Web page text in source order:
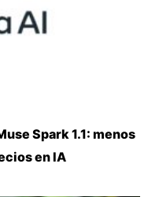
Spark 1.1: menos
en IA